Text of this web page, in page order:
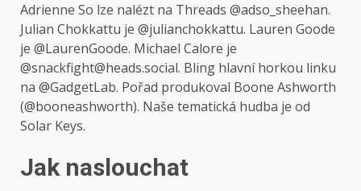
Adrienne So lze nalézt na Threads @adso_sheehan.
Julian Chokkattu je @julianchokkattu. Lauren Goode
je @LaurenGoode. Michael Calore je
@snackfight@heads.social. Bling hlavní horkou linku
na @GadgetLab. Pořad produkoval Boone Ashworth
(@booneashworth). Naše tematická hudba je od
Solar Keys.
Jak naslouchat